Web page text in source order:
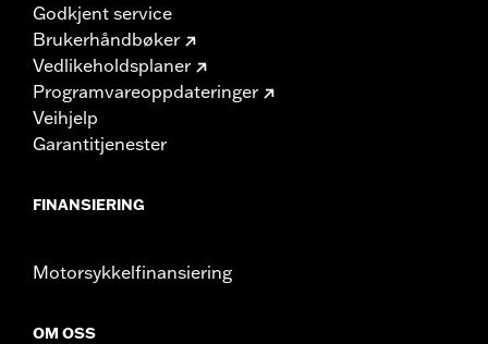
Godkjent service
Brukerhåndbøker
Vedlikeholdsplaner
Programvareoppdateringer
Veihjelp
Garantitjenester
FINANSIERING
Motorsykkelfinansiering
OM OSS